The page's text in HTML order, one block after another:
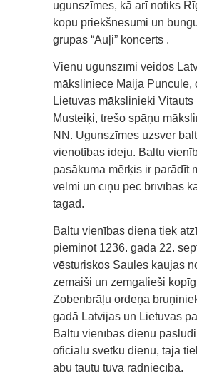
ugunszīmes, kā arī notiks
kopu priekšnesumi un
grupas “Auļi” koncerts .
Vienu ugunszīmi veidos
māksliniece Maija Puncule,
Lietuvas mākslinieki Vitauts
Musteiķi, trešo spāņu
NN. Ugunszīmes uzsver
vienotības ideju. Baltu
pasākuma mērķis ir parādīt
vēlmi un cīņu pēc brīvības
tagad.
Baltu vienības diena tiek
pieminot 1236. gada 22.
vēsturiskos Saules kaujas
zemaiši un zemgalieši
Zobenbrāļu ordeņa
gadā Latvijas un Lietuvas
Baltu vienības dienu
oficiālu svētku dienu, tajā
abu tautu tuvā radniecība.